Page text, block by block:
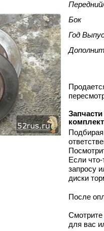
Бок
Год
Если
запросу
диски
После
Смотрите
для вас